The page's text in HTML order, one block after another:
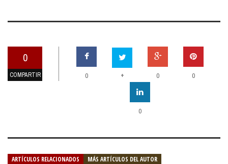
0
COMPARTIR 0 + 0 0
0
ARTÍCULOS RELACIONADOS MÁS ARTÍCULOS DEL AUTOR